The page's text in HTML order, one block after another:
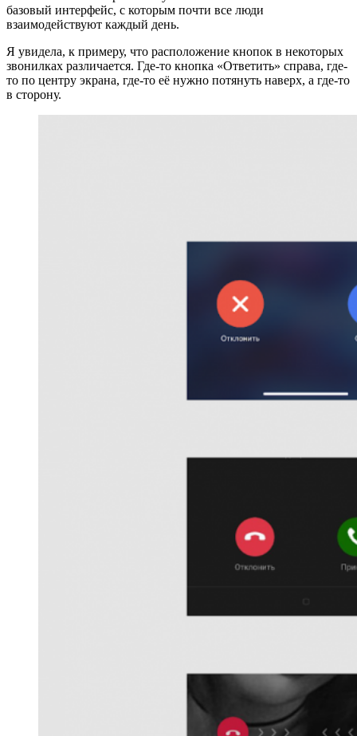
базовый интерфейс, с которым почти все люди
взаимодействуют каждый день.
Я увидела, к примеру, что расположение кнопок в некоторых
звонилках различается. Где-то кнопка «Ответить» справа, где-
то по центру экрана, где-то её нужно потянуть наверх, а где-то
в сторону.